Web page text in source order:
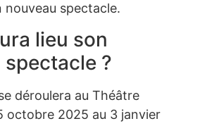
nouveau spectacle.
lieu son
spectacle ?
déroulera au Théâtre
octobre 2025 au 3 janvier